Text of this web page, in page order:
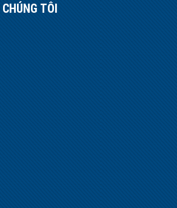
TÔI